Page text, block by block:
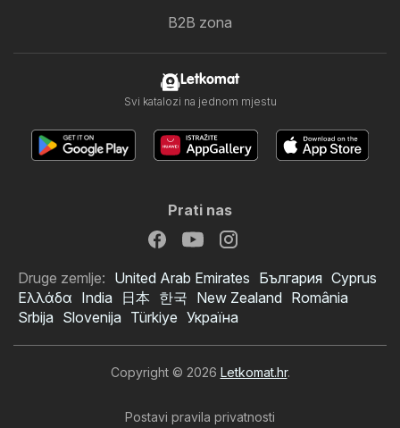
B2B zona
Letkomat
Svi katalozi na jednom mjestu
Prati nas
Druge zemlje: United Arab Emirates България Cyprus
Ελλάδα India 日本 한국 New Zealand România
Srbija Slovenija Türkiye Україна
Copyright © 2026 Letkomat.hr.
Postavi pravila privatnosti